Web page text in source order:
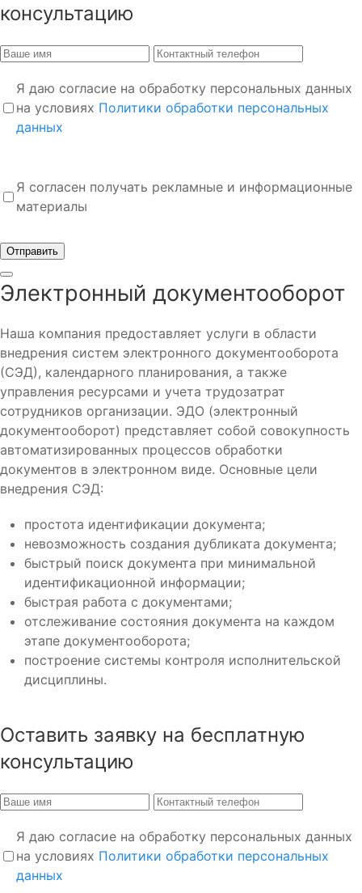
консультацию
Я даю согласие на обработку персональных данных
на условиях Политики обработки персональных
данных
Я согласен получать рекламные и информационные
материалы
Отправить
Электронный документооборот
Наша компания предоставляет услуги в области
внедрения систем электронного документооборота
(СЭД), календарного планирования, а также
управления ресурсами и учета трудозатрат
сотрудников организации. ЭДО (электронный
документооборот) представляет собой совокупность
автоматизированных процессов обработки
документов в электронном виде. Основные цели
внедрения СЭД:
простота идентификации документа;
невозможность создания дубликата документа;
быстрый поиск документа при минимальной
идентификационной информации;
быстрая работа с документами;
отслеживание состояния документа на каждом
этапе документооборота;
построение системы контроля исполнительской
дисциплины.
Оставить заявку на бесплатную
консультацию
Я даю согласие на обработку персональных данных
на условиях Политики обработки персональных
данных